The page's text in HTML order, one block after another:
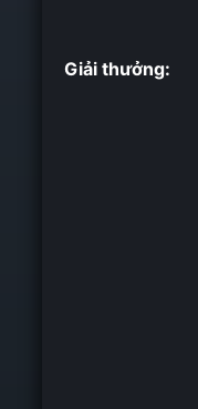
Giải thưởng: